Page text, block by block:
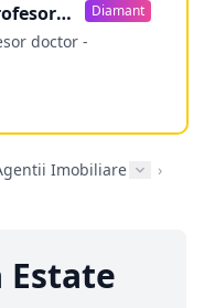
Diamant
doctor -
Imobiliare
›